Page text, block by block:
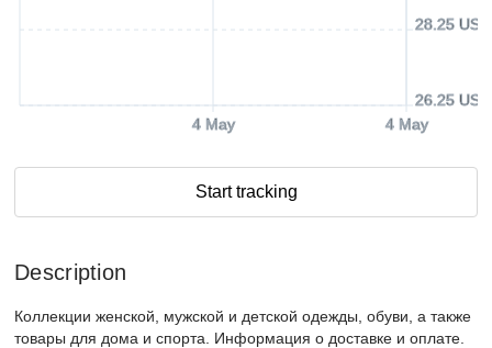
4 May 4 May
26.25 USD
28.25 USD
Start tracking
Description
Коллекции женской, мужской и детской одежды, обуви, а также
товары для дома и спорта. Информация о доставке и оплате.